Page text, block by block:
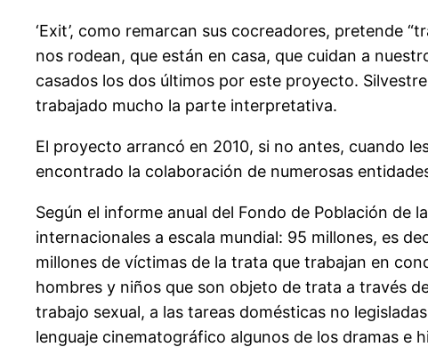
‘Exit’, como remarcan sus cocreadores, pretende
nos rodean, que están en casa, que cuidan a
casados los dos últimos por este proyecto.
trabajado mucho la parte interpretativa.
El proyecto arrancó en 2010, si no antes, cuando
encontrado la colaboración de numerosas
Según el informe anual del Fondo de Población de
internacionales a escala mundial: 95 millones, es
millones de víctimas de la trata que trabajan en
hombres y niños que son objeto de trata a través
trabajo sexual, a las tareas domésticas no
lenguaje cinematográfico algunos de los dramas e